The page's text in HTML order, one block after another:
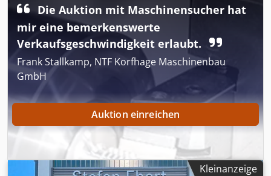
Die Auktion mit Maschinensucher hat
mir eine bemerkenswerte
Verkaufsgeschwindigkeit erlaubt.
Frank Stallkamp, NTF Korfhage Maschinenbau
GmbH
Auktion einreichen
Kleinanzeige